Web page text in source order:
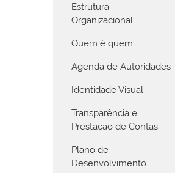
Estrutura
Organizacional
Quem é quem
Agenda de Autoridades
Identidade Visual
Transparência e
Prestação de Contas
Plano de
Desenvolvimento